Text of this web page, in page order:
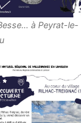
à Peyrat-le-